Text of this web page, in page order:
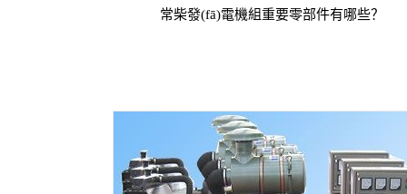
常柴發(fā)電機組重要零部件有哪些？